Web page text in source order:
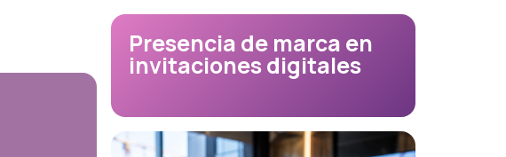
Presencia de marca en
invitaciones digitales